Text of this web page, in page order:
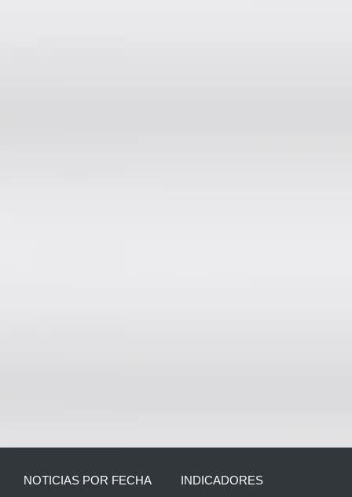
NOTICIAS POR FECHA INDICADORES